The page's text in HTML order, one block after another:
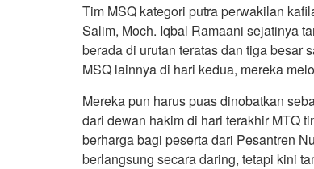
Tim MSQ kategori putra perwakilan
Salim, Moch. Iqbal Ramaani sejatinya
berada di urutan teratas dan tiga besar
MSQ lainnya di hari kedua, mereka
Mereka pun harus puas dinobatkan
dari dewan hakim di hari terakhir MTQ
berharga bagi peserta dari Pesantren
berlangsung secara daring, tetapi kini